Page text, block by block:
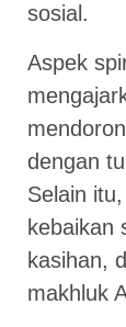
sosial.
Aspek
dengan
Selain
kebaikan
kasihan,
makhluk